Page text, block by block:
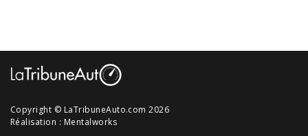
Copyright © LaTribuneAuto.com 2026
Réalisation : Mentalworks